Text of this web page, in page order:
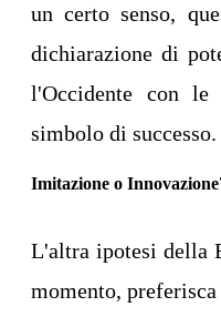
un certo senso,
dichiarazione di
l'Occidente con
simbolo di successo.
Imitazione o
L'altra ipotesi della
momento,